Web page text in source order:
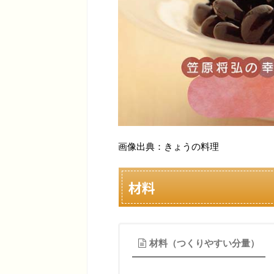
画像出典：きょうの料理
材料
材料（つくりやすい分量）